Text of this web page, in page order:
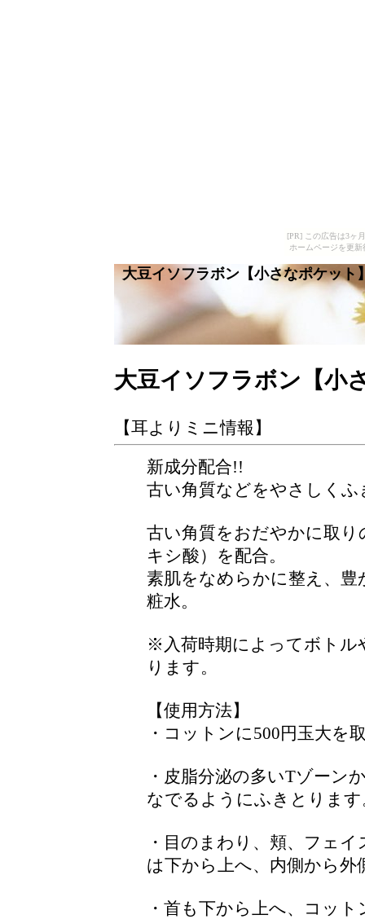
[PR] この広告は3ヶ
ホームページを更
大豆イソフラボン【小さなポケット
大豆イソフラボン【小
【耳よりミニ情報】
新成分配合!!
古い角質などをやさしく
古い角質をおだやかに取
キシ酸）を配合。
素肌をなめらかに整え、
粧水。
※入荷時期によってボトル
ります。
【使用方法】
・コットンに500円玉大を
・皮脂分泌の多いTゾーン
なでるようにふきとります
・目のまわり、頬、フェ
は下から上へ、内側から
・首も下から上へ、コッ